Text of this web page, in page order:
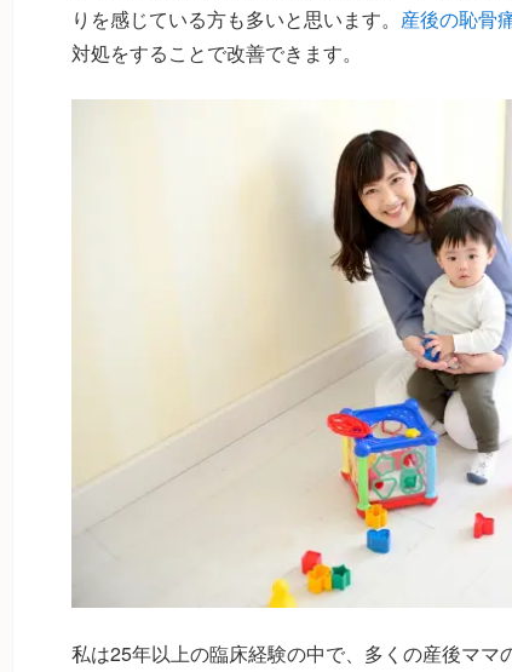
りを感じている方も多いと思います。 産後の恥骨
対処をすることで改善できます。
私は25年以上の臨床経験の中で、多くの産後ママ